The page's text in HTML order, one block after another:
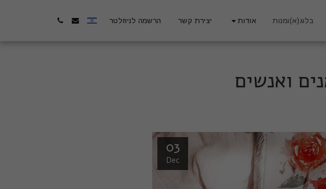
בלוג(א)ומנות אודות יצירת קשר הרשמה לניוזלטר
ואנשים
03
Dec